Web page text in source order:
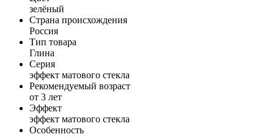
зелёный
Страна происхождения
Россия
Тип товара
Глина
Серия
эффект матового стекла
Рекомендуемый возраст
от 3 лет
Эффект
эффект матового стекла
Особенность